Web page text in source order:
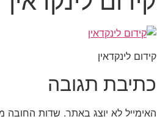
קידום לינקדאין
כתיבת תגובה
האימייל לא יוצג באתר. שדות החובה